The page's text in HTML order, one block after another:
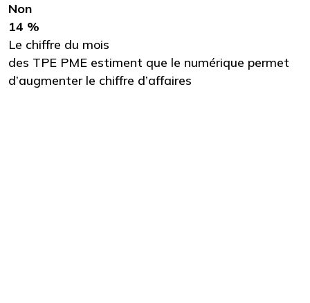
Non
14 %
Le chiffre du mois
des TPE PME estiment que le numérique permet
d’augmenter le chiffre d’affaires